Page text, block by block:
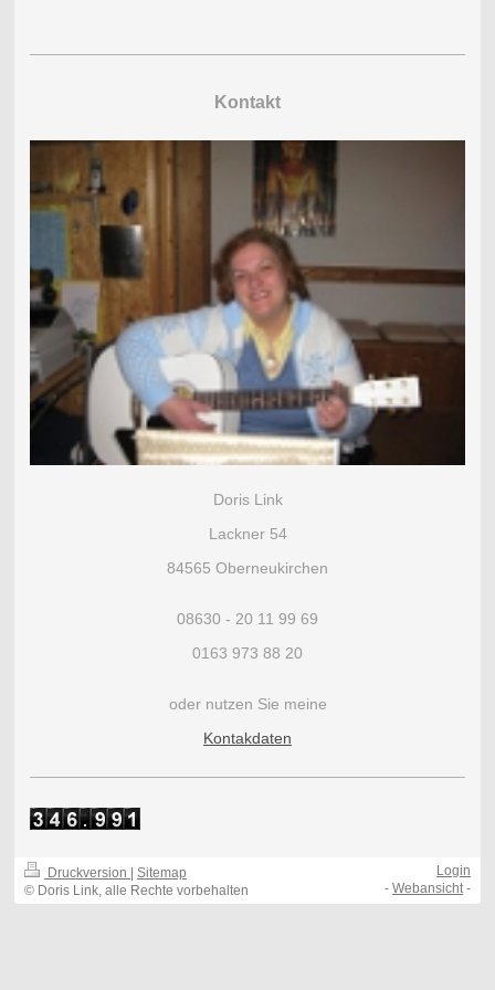
Kontakt
Doris Link
Lackner 54
84565 Oberneukirchen
08630 - 20 11 99 69
0163 973 88 20
oder nutzen Sie meine
Kontakdaten
Druckversion
Sitemap
© Doris Link, alle Rechte vorbehalten
Login
-Webansicht-